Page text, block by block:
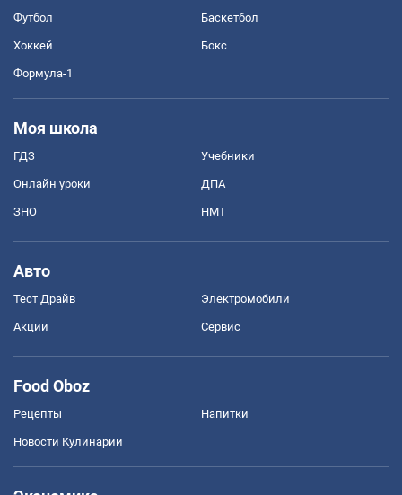
Футбол Баскетбол
Хоккей Бокс
Формула-1
Моя школа
ГДЗ Учебники
Онлайн уроки ДПА
ЗНО НМТ
Авто
Тест Драйв Электромобили
Акции Сервис
Food Oboz
Рецепты Напитки
Новости Кулинарии